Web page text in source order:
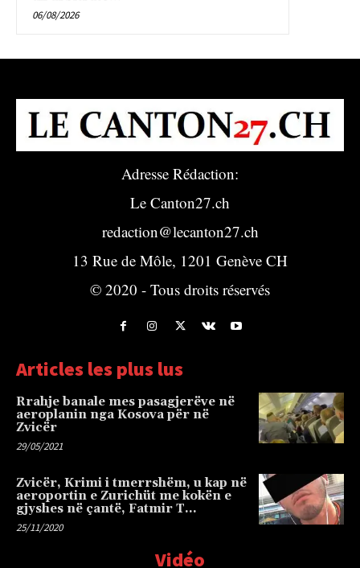
06/08/2026
Adresse Rédaction:
Le Canton27.ch
redaction@lecanton27.ch
13 Rue de Môle, 1201 Genève CH
© 2020 - Tous droits réservés
Articles les plus lus
Rrahje banale mes pasagjerëve në
aeroplanin nga Kosova për në
Zvicër
29/05/2021
Zvicër, Krimi i tmerrshëm, u kap në
aeroportin e Zurichüt me kokën e
gjyshes në çantë, Fatmir T…
25/11/2020
Vidéo